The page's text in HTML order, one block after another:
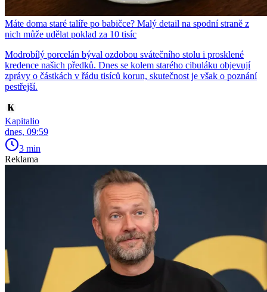
Máte doma staré talíře po babičce? Malý detail na spodní straně z
nich může udělat poklad za 10 tisíc
Modrobílý porcelán býval ozdobou svátečního stolu i prosklené
kredence našich předků. Dnes se kolem starého cibuláku objevují
zprávy o částkách v řádu tisíců korun, skutečnost je však o poznání
pestřejší.
Kapitalio
dnes, 09:59
3 min
Reklama